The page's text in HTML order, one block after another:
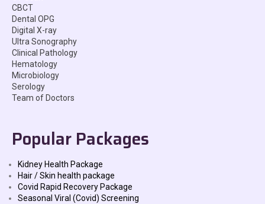
CBCT
Dental OPG
Digital X-ray
Ultra Sonography
Clinical Pathology
Hematology
Microbiology
Serology
Team of Doctors
Popular Packages
Kidney Health Package
Hair / Skin health package
Covid Rapid Recovery Package
Seasonal Viral (Covid) Screening